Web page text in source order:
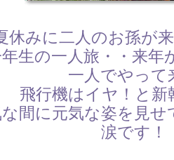
休みに二人のお孫が
生の一人旅・・来
一人でやって
飛行機はイヤ！と新
間に元気な姿を見
涙です！